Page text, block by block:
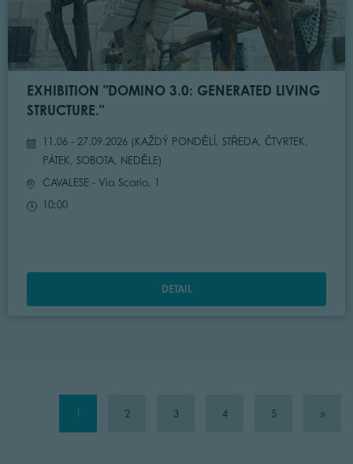
EXHIBITION "DOMINO 3.0: GENERATED LIVING
STRUCTURE."
11.06 - 27.09.2026 ( KAŽDÝ PONDĚLÍ, STŘEDA, ČTVRTEK,
PÁTEK, SOBOTA, NEDĚLE)
CAVALESE - Via Scario, 1
10:00
DETAIL
1 2 3 4 5 »